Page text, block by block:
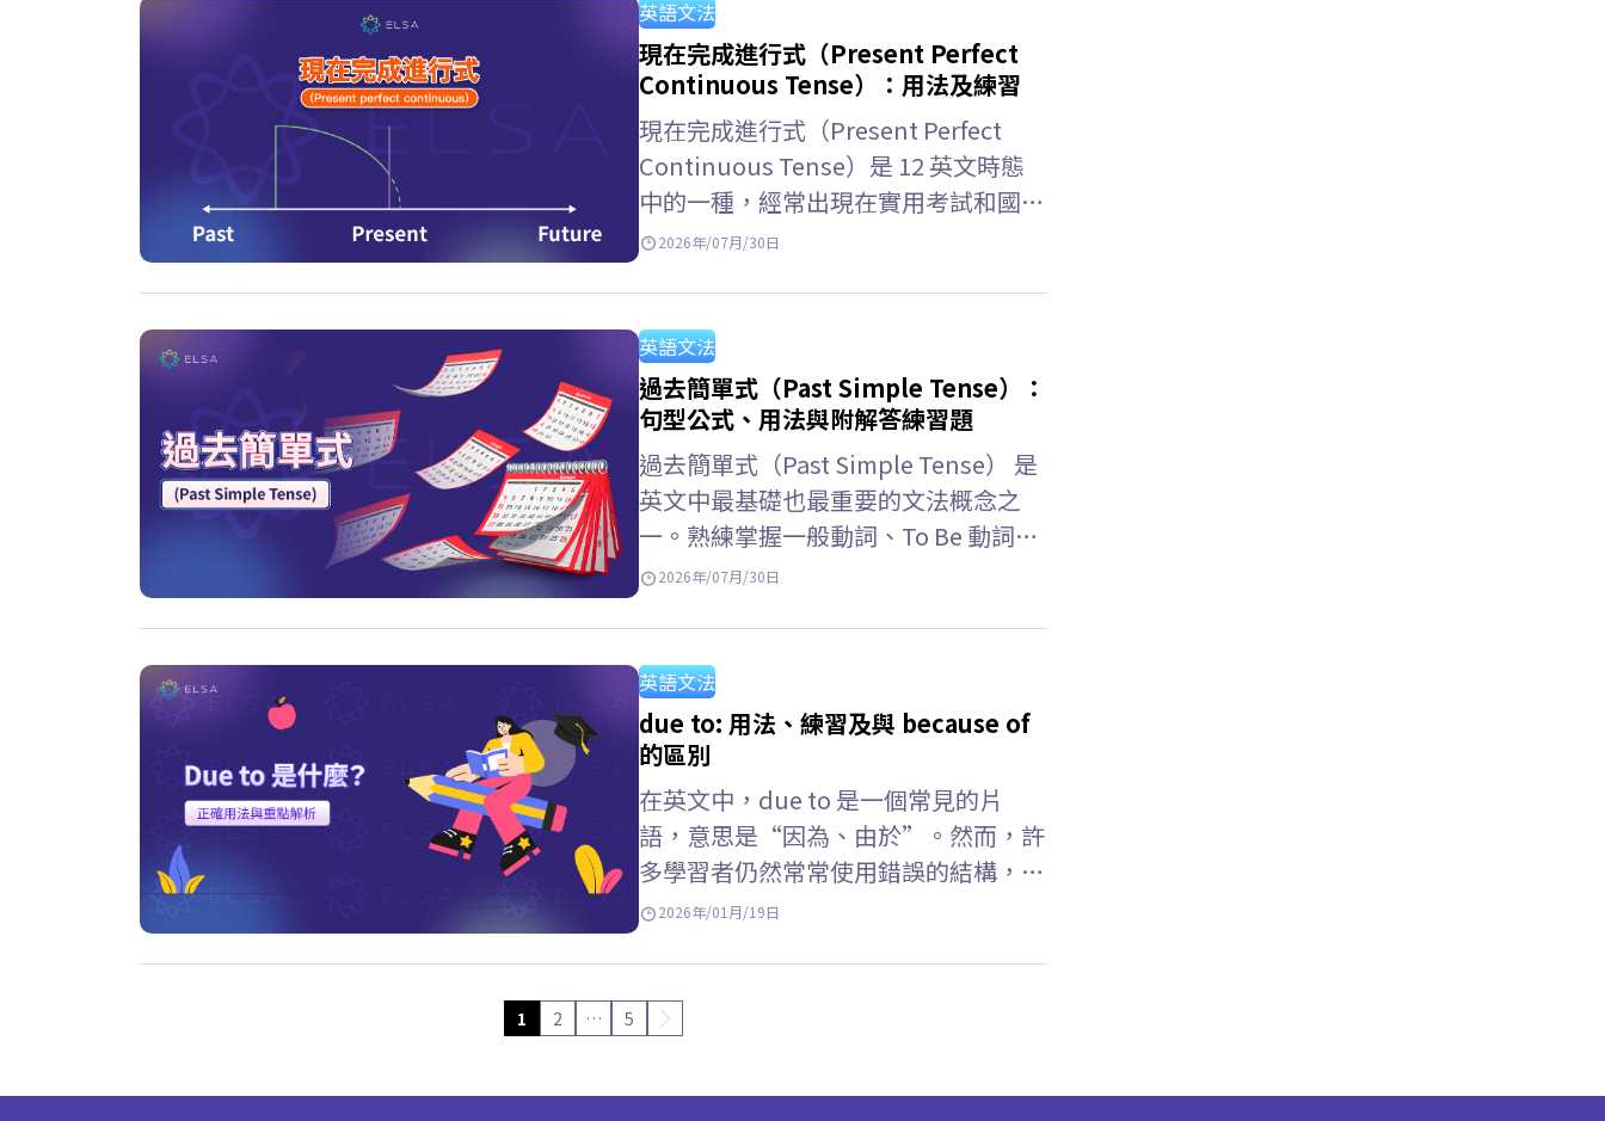
英語文法
現在完成進行式（Present Perfect
Continuous Tense）：用法及練習
現在完成進行式（Present Perfect
Continuous Tense）是 12 英文時態
中的一種，經常出現在實用考試和國際
學術考試中。與 ELSA Speak 一起學習
表達動作的持續性！ 現在完成進行式
是什麼？…
2026年/07月/30日
英語文法
過去簡單式（Past Simple Tense）：
句型公式、用法與附解答練習題
過去簡單式（Past Simple Tense） 是
英文中最基礎也最重要的文法概念之
一。熟練掌握一般動詞、To Be 動詞的
變化規則以及辨識信號詞，將有助於你
明吧。 過去簡單式是什麼？…
2026年/07月/30日
英語文法
due to: 用法、練習及與 because of
的區別
在英文中，due to 是一個常見的片
語，意思是“因為、由於”。然而，許
多學習者仍然常常使用錯誤的結構，或
混淆 because of 與 due to 的用法。
2026年/01月/19日
1 2 … 5